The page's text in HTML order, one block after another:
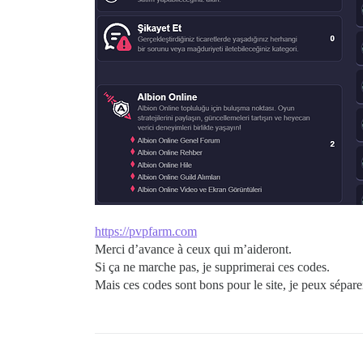
https://pvpfarm.com
Merci d’avance à ceux qui m’aideront.
Si ça ne marche pas, je supprimerai ces codes.
Mais ces codes sont bons pour le site, je peux